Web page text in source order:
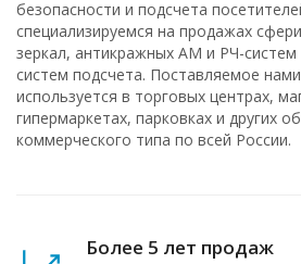
безопасности и подсчета
специализируемся на продажах
зеркал, антикражных АМ и РЧ-систем
систем подсчета. Поставляемое
используется в торговых центрах,
гипермаркетах, парковках и других
коммерческого типа по всей России.
Более 5 лет продаж